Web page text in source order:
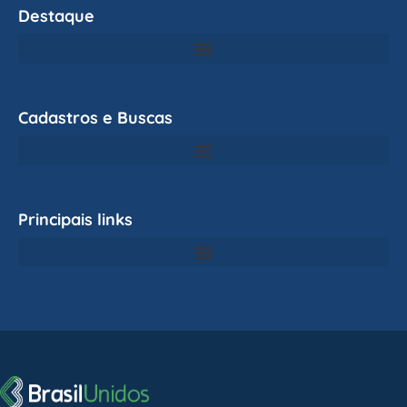
Destaque
Cadastros e Buscas
Principais links